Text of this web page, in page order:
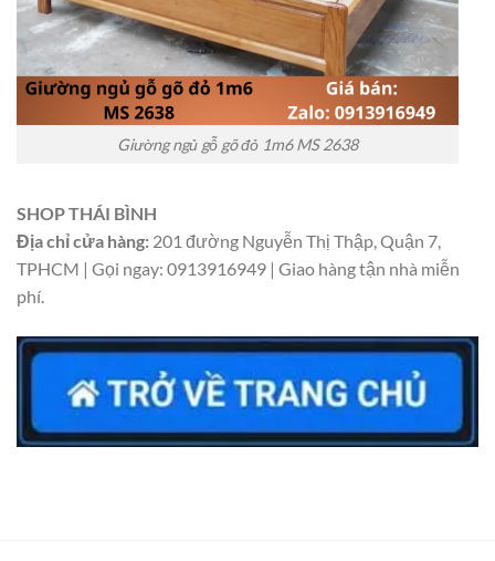
Giường ngủ gỗ gõ đỏ 1m6 MS 2638
SHOP THÁI BÌNH
Địa chỉ cửa hàng: 201 đường Nguyễn Thị Thập, Quận 7,
TPHCM | Gọi ngay: 0913916949 | Giao hàng tận nhà miễn
phí.